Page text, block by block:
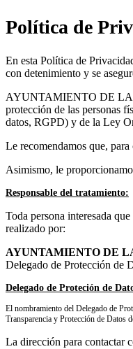
Política de
En esta Política de
con detenimiento y se
AYUNTAMIENTO DE
protección de las personas
datos, RGPD) y de la Ley
Le recomendamos que,
Asimismo, le
Responsable del tratamiento:
Toda persona interesada
realizado por:
AYUNTAMIENTO DE
Delegado de Protección de
Delegado de Proteción de
El nombramiento del Delegado de
Transparencia y Protección de Datos
La dirección para contactar